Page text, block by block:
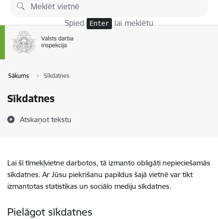
Pāriet uz lapas saturu
Spied Enter lai meklētu
Sākums Sīkdatnes
Sīkdatnes
Atskaņot tekstu
Lai šī tīmekļvietne darbotos, tā izmanto obligāti nepieciešamās
sīkdatnes. Ar Jūsu piekrišanu papildus šajā vietnē var tikt
izmantotas statistikas un sociālo mediju sīkdatnes.
Pielāgot sīkdatnes